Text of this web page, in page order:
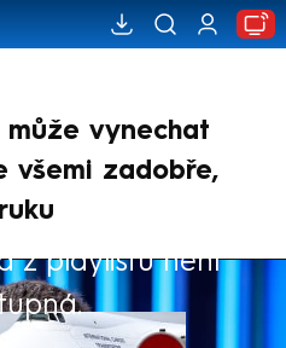
může vynechat
všemi zadobře,
z playlistu není